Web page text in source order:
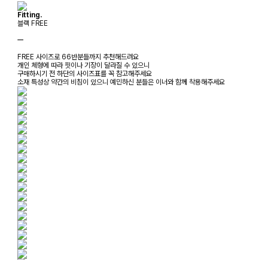
Fitting.
블랙 FREE
ㅡ
FREE 사이즈로 66반분들까지 추천해드려요
개인 체형에 따라 핏이나 기장이 달라질 수 있으니
구매하시기 전 하단의 사이즈표를 꼭 참고해주세요
소재 특성상 약간의 비침이 있으니 예민하신 분들은 이너와 함께 착용해주세요